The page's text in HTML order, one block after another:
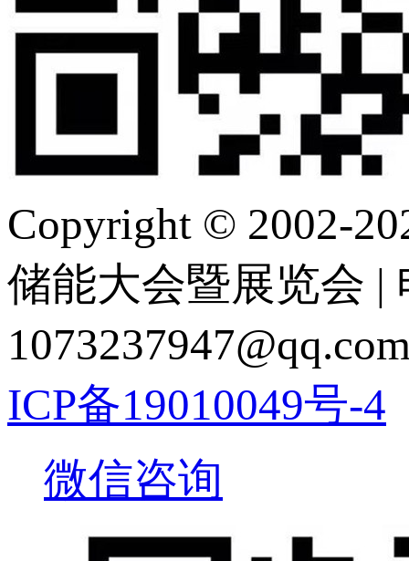
Copyright © 2002-
储能大会暨展览会 |
ICP备19010049号-4
微信咨询